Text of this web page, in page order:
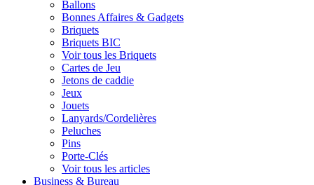
Ballons
Bonnes Affaires & Gadgets
Briquets
Briquets BIC
Voir tous les Briquets
Cartes de Jeu
Jetons de caddie
Jeux
Jouets
Lanyards/Cordelières
Peluches
Pins
Porte-Clés
Voir tous les articles
Business & Bureau